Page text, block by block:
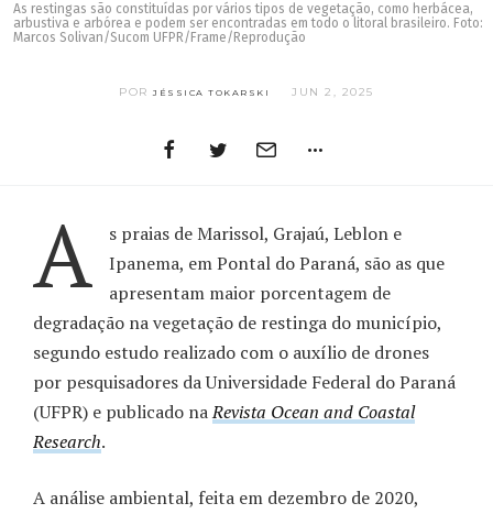
As restingas são constituídas por vários tipos de vegetação, como herbácea,
arbustiva e arbórea e podem ser encontradas em todo o litoral brasileiro. Foto:
Marcos Solivan/Sucom UFPR/Frame/Reprodução
PORJÉSSICA TOKARSKI JUN 2, 2025
A
s praias de Marissol, Grajaú, Leblon e
Ipanema, em Pontal do Paraná, são as que
apresentam maior porcentagem de
degradação na vegetação de restinga do município,
segundo estudo realizado com o auxílio de drones
por pesquisadores da Universidade Federal do Paraná
(UFPR) e publicado naRevista Ocean and Coastal
Research.
A análise ambiental, feita em dezembro de 2020,